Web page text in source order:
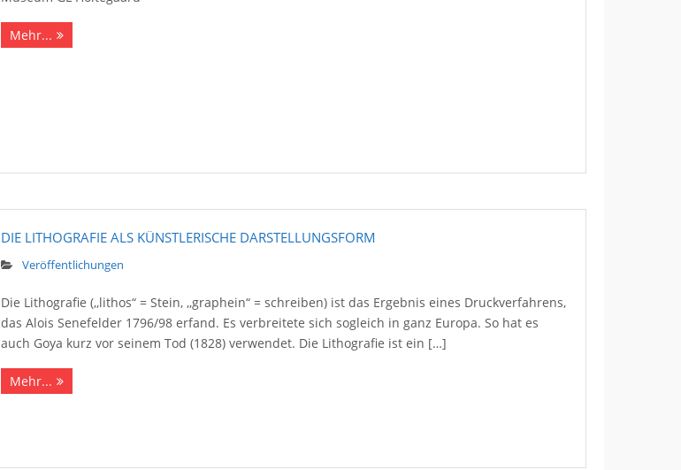
Mehr...
DIE LITHOGRAFIE ALS KÜNSTLERISCHE DARSTELLUNGSFORM
Veröffentlichungen
Die Lithografie (,,lithos“ = Stein, ,,graphein“ = schreiben) ist das Ergebnis eines Druckverfahrens,
das Alois Senefelder 1796/98 erfand. Es verbreitete sich sogleich in ganz Europa. So hat es
auch Goya kurz vor seinem Tod (1828) verwendet. Die Lithografie ist ein […]
Mehr...